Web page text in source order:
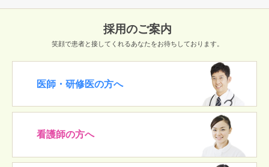
採用のご案内
笑顔で患者と接してくれるあなたをお待ちしております。
医師・研修医の方へ
看護師の方へ